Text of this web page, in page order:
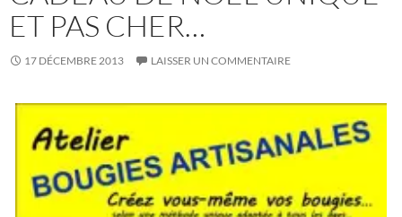
ET PAS CHER…
17 DÉCEMBRE 2013 LAISSER UN COMMENTAIRE